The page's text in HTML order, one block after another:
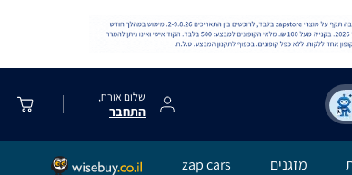
שלום אורח,
התחבר
מזגנים zap cars